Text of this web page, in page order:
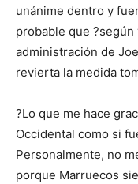
unánime dentro y
probable que
administración de
revierta la medida
?Lo que me hace
Occidental como si
Personalmente, no
porque Marruecos